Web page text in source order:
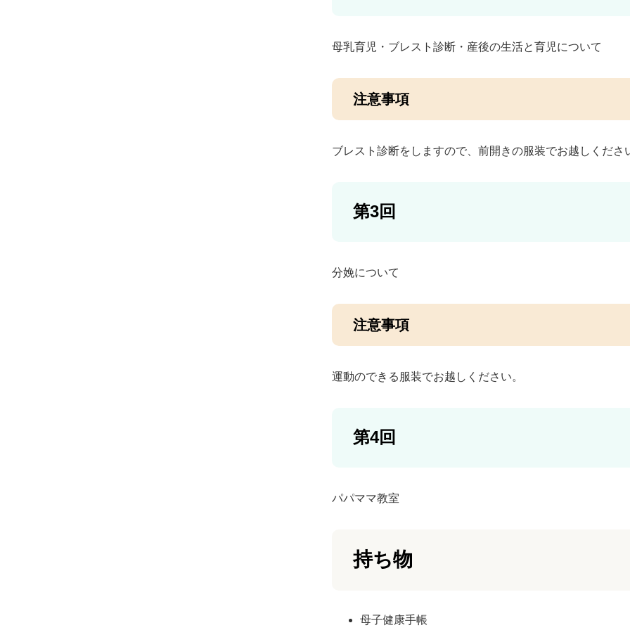
母乳育児・ブレスト診断・産後の生活と育児について
注意事項
ブレスト診断をしますので、前開きの服装でお越しくださ
第3回
分娩について
注意事項
運動のできる服装でお越しください。
第4回
パパママ教室
持ち物
母子健康手帳